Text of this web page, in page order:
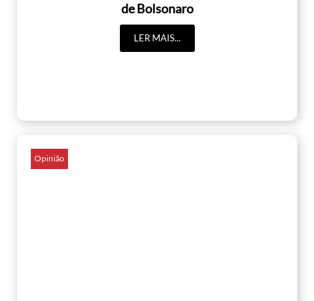
de Bolsonaro
LER MAIS...
Opinião